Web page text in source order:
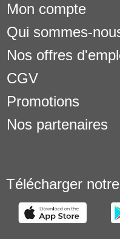
Mon compte
Qui sommes-
Nos offres
CGV
Promotions
Nos partenaires
Télécharger